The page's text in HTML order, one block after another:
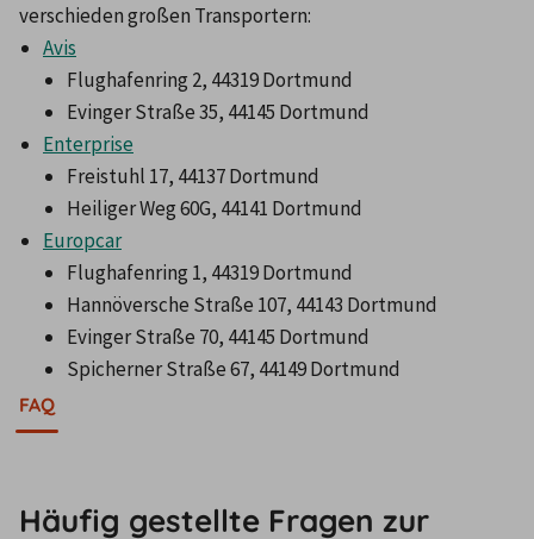
verschieden großen Transportern:
Avis
Flughafenring 2, 44319 Dortmund
Evinger Straße 35, 44145 Dortmund
Enterprise
Freistuhl 17, 44137 Dortmund
Heiliger Weg 60G, 44141 Dortmund
Europcar
Flughafenring 1, 44319 Dortmund
Hannöversche Straße 107, 44143 Dortmund
Evinger Straße 70, 44145 Dortmund
Spicherner Straße 67, 44149 Dortmund
FAQ
Häufig gestellte Fragen zur